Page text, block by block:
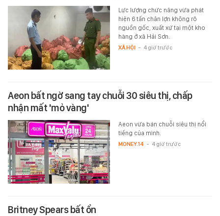
Lực lượng chức năng vừa phát
hiện 6 tấn chân lợn không rõ
nguồn gốc, xuất xứ tại một kho
hàng ở xã Hải Sơn.
XÃ HỘI - 4 giờ trước
Aeon bất ngờ sang tay chuỗi 30 siêu thị, chấp
nhận mất 'mỏ vàng'
Aeon vừa bán chuỗi siêu thị nổi
tiếng của mình.
MONEY.14 - 4 giờ trước
Britney Spears bất ổn